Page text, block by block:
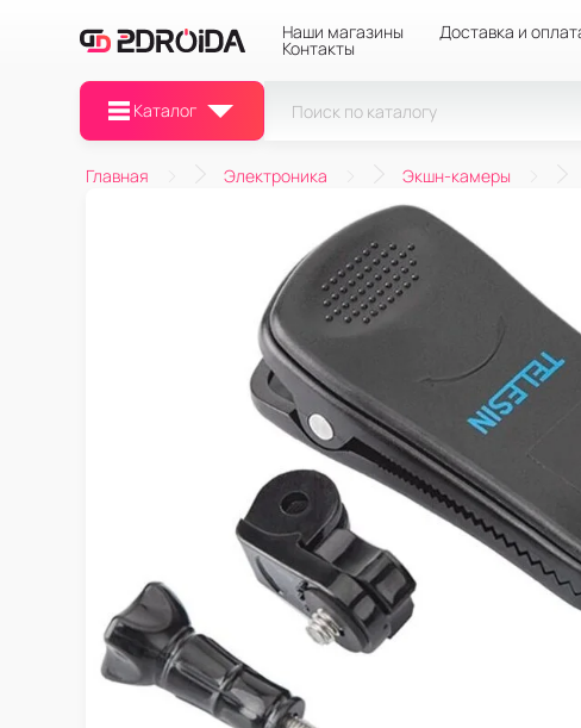
Наши магазины Доставка и
Контакты
Каталог
Главная Электроника Экшн-камеры